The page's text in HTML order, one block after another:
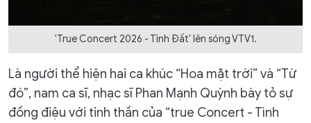
'True Concert 2026 - Tình Đất' lên sóng VTV1.
Là người thể hiện hai ca khúc “Hoa mặt trời” và “Từ
đó”, nam ca sĩ, nhạc sĩ Phan Mạnh Quỳnh bày tỏ sự
đồng điệu với tinh thần của “true Concert - Tình